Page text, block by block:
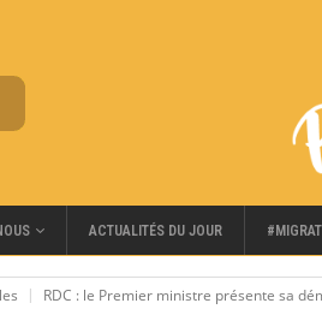
ACTUALITÉS DU JOUR
RDC : le Premier ministre présente sa